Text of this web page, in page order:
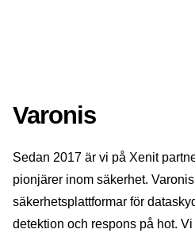
Varonis
Sedan 2017 är vi på Xenit
pionjärer inom säkerhet.
säkerhetsplattformar för
detektion och respons på hot.